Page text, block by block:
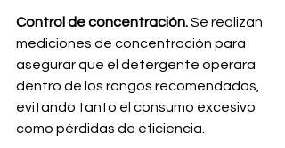
Control de concentración. Se realizan
mediciones de concentración para
asegurar que el detergente operara
dentro de los rangos recomendados,
evitando tanto el consumo excesivo
como pérdidas de eficiencia.